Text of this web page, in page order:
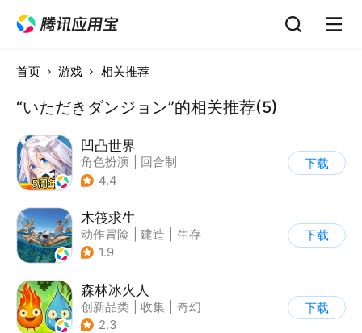
首页 游戏 相关推荐
“いただきダンジョン”的相关推荐(5)
凹凸世界
角色扮演
回合制
| 动漫改编
4.4
下载
木筏求生
动作冒险 建造
生存
| 写实
1.9
下载
森林冰火人
创新品类 收集
奇幻
| 儿童游戏
2.3
下载